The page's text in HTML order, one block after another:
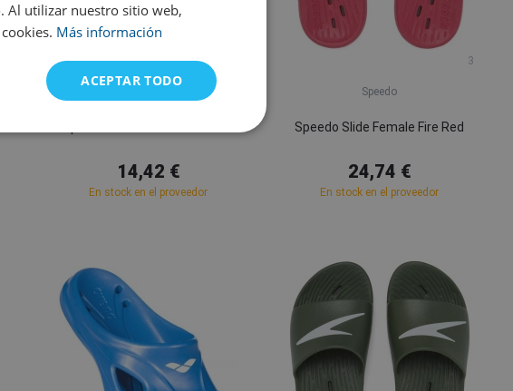
10
14,42 €
En stock en el proveedor
3
Speedo
Speedo Slide Female Fire Red
24,74 €
En stock en el proveedor
Al utilizar nuestro sitio web,
Más información
ACEPTAR TODO